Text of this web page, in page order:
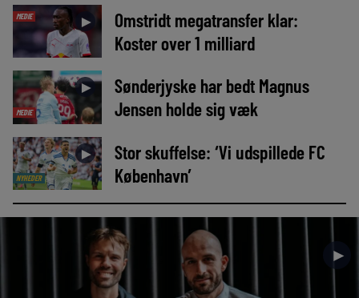
MEDIE ►
Omstridt megatransfer klar:
Koster over 1 milliard
MEDIE
►
Sønderjyske har bedt Magnus
Jensen holde sig væk
NYHEDER
►
Stor skuffelse: ‘Vi udspillede FC
København’
►